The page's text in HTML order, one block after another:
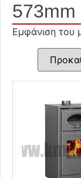
573mm
Εμφάνιση του